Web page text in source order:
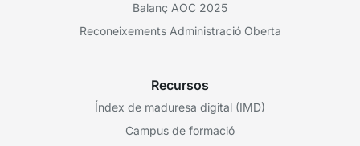
Balanç AOC 2025
Reconeixements Administració Oberta
Recursos
Índex de maduresa digital (IMD)
Campus de formació